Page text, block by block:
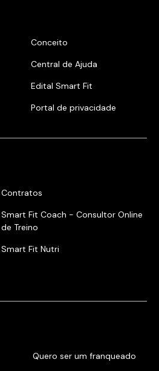
Conceito
Central de Ajuda
Edital Smart Fit
Portal de privacidade
Contratos
Smart Fit Coach - Consultor Online
de Treino
Smart Fit Nutri
Quero ser um franqueado